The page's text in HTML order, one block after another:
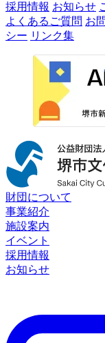
採用情報 お知らせ
よくあるご質問 お
シー リンク集
財団について
事業紹介
施設案内
イベント
採用情報
お知らせ